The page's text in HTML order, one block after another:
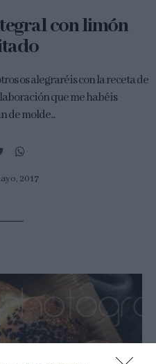
con limón
os alegraréis con la receta de
que me habéis
de molde...
2017